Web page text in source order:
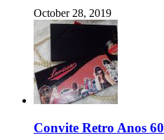
October 28, 2019
Convite Retro Anos 60